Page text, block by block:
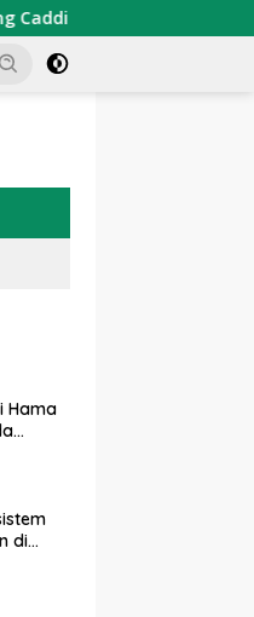
PDKT Danau Tempe :
Hama
di